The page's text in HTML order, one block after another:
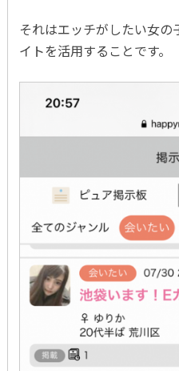
それはエッチがしたい女
イトを活用することです。